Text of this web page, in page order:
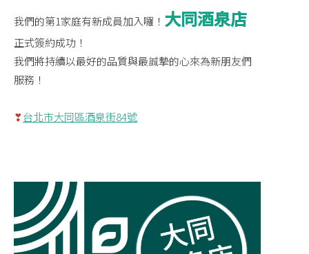
我們的第1家庭有新成員加入囉！ 大同酒泉店
正式簽約成功！
我們將持續以最好的品質與最誠摯的心來為新朋友們
服務！
❣台北市大同區酒泉街84號